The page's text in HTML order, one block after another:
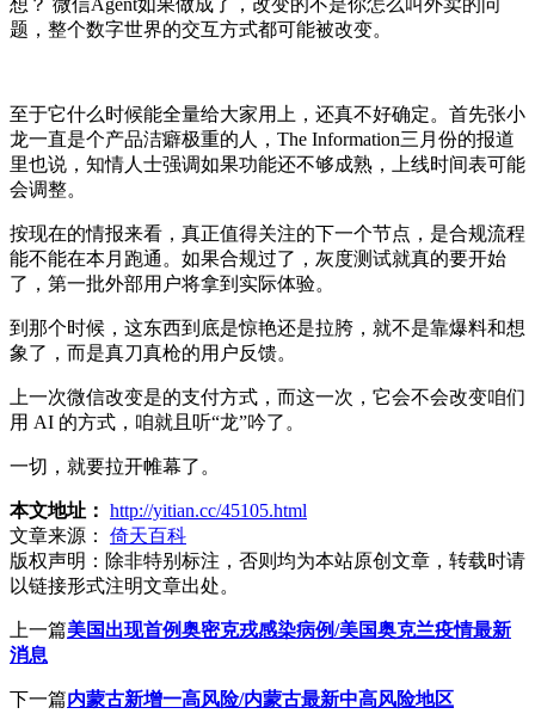
题，整个数字世界的交互方式都可能被改变。
至于它什么时候能全量给大家用上，还真不好确定。首先张小
龙一直是个产品洁癖极重的人，The Information三月份的报道
里也说，知情人士强调如果功能还不够成熟，上线时间表可能
会调整。
按现在的情报来看，真正值得关注的下一个节点，是合规流程
能不能在本月跑通。如果合规过了，灰度测试就真的要开始
了，第一批外部用户将拿到实际体验。
到那个时候，这东西到底是惊艳还是拉胯，就不是靠爆料和想
象了，而是真刀真枪的用户反馈。
上一次微信改变是的支付方式，而这一次，它会不会改变咱们
用 AI 的方式，咱就且听“龙”吟了。
一切，就要拉开帷幕了。
本文地址： http://yitian.cc/45105.html
文章来源：
倚天百科
版权声明： 除非特别标注，否则均为本站原创文章，转载时请
以链接形式注明文章出处。
上一篇美国出现首例奥密克戎感染病例/美国奥克兰疫情最新
消息
下一篇内蒙古新增一高风险/内蒙古最新中高风险地区